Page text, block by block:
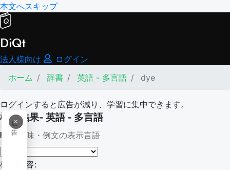
本文へスキップ
DiQt
法人様向け
ログイン
ホーム
辞書 英語 - 多言語 dye
ログインすると広告が減り、学習に集中できます。
×
広
告
検索結果- 英語 - 多言語
意味・例文の表示言語
検索内容: